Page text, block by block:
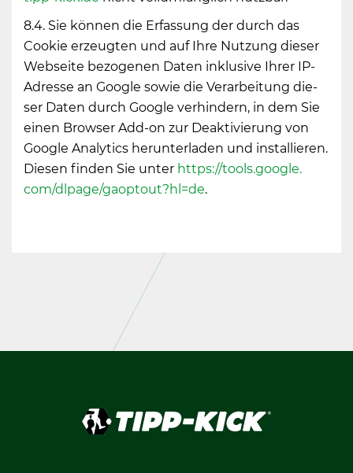
8.4. Sie kön­nen die Er­fas­sung der durch das
Coo­kie er­zeug­ten und auf Ihre Nut­zung die­ser
Web­sei­te be­zo­ge­nen Daten in­klu­si­ve Ihrer IP-
Adres­se an Goog­le sowie die Ver­ar­bei­tung die­
ser Daten durch Goog­le ver­hin­dern, in dem Sie
einen Brow­ser Add-on zur De­ak­ti­vie­rung von
Goog­le Ana­ly­tics her­un­ter­la­den und in­stal­lie­ren.
Die­sen fin­den Sie unter https://​tools.​google.​
com/​dlpage/​gaoptout?​hl=de.